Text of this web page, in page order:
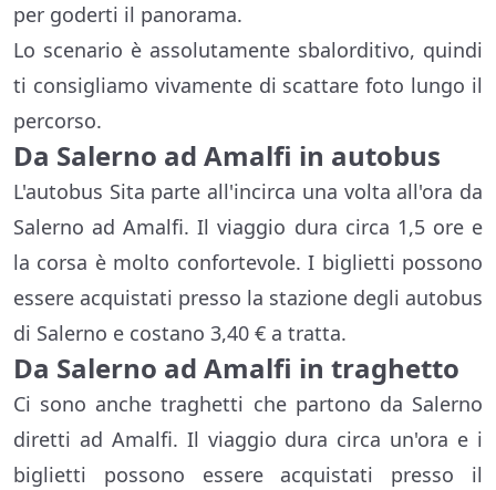
per goderti il panorama.
Lo scenario è assolutamente sbalorditivo, quindi
ti consigliamo vivamente di scattare foto lungo il
percorso.
Da Salerno ad Amalfi in autobus
L'autobus Sita parte all'incirca una volta all'ora da
Salerno ad Amalfi. Il viaggio dura circa 1,5 ore e
la corsa è molto confortevole. I biglietti possono
essere acquistati presso la stazione degli autobus
di Salerno e costano 3,40 € a tratta.
Da Salerno ad Amalfi in traghetto
Ci sono anche traghetti che partono da Salerno
diretti ad Amalfi. Il viaggio dura circa un'ora e i
biglietti possono essere acquistati presso il